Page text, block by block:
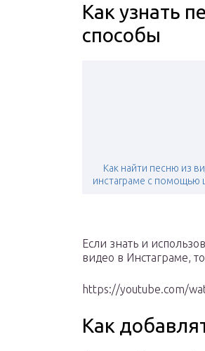
Как узнать
способы
Как найти песню из
инстаграме с помощью
Если знать и
видео в Инстаграме,
https://youtube.com/
Как